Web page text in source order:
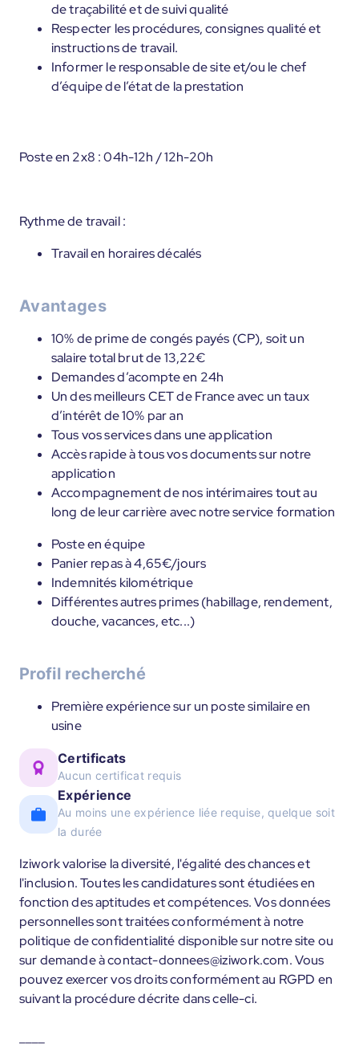
de traçabilité et de suivi qualité
Respecter les procédures, consignes qualité et
instructions de travail.
Informer le responsable de site et/ou le chef
d’équipe de l’état de la prestation
Poste en 2x8 : 04h-12h / 12h-20h
Rythme de travail :
Travail en horaires décalés
Avantages
10% de prime de congés payés (CP), soit un
salaire total brut de 13,22€
Demandes d’acompte en 24h
Un des meilleurs CET de France avec un taux
d’intérêt de 10% par an
Tous vos services dans une application
Accès rapide à tous vos documents sur notre
application
Accompagnement de nos intérimaires tout au
long de leur carrière avec notre service formation
Poste en équipe
Panier repas à 4,65€/jours
Indemnités kilométrique
Différentes autres primes (habillage, rendement,
douche, vacances, etc...)
Profil recherché
Première expérience sur un poste similaire en
usine
Certificats
Aucun certificat requis
Expérience
Au moins une expérience liée requise, quelque soit
la durée
Iziwork valorise la diversité, l'égalité des chances et
l'inclusion. Toutes les candidatures sont étudiées en
fonction des aptitudes et compétences. Vos données
personnelles sont traitées conformément à notre
politique de confidentialité disponible sur notre site ou
sur demande à contact-donnees@iziwork.com. Vous
pouvez exercer vos droits conformément au RGPD en
suivant la procédure décrite dans celle-ci.